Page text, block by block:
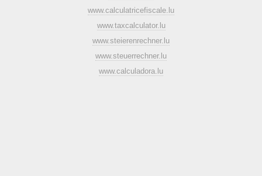
www.calculatricefiscale.lu
www.taxcalculator.lu
www.steierenrechner.lu
www.steuerrechner.lu
www.calculadora.lu